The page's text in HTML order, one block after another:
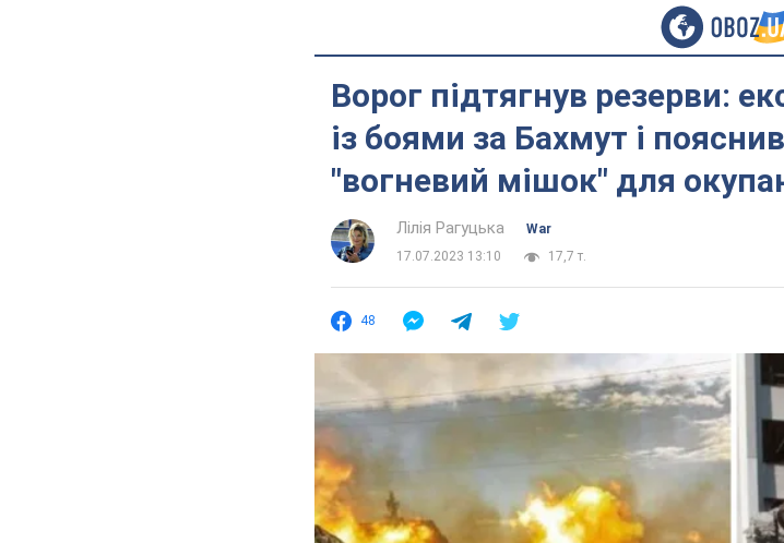
Ворог підтягнув резерви:
із боями за Бахмут і
"вогневий мішок" для
Лілія Рагуцька
War
17.07.2023 13:10
17,7 т.
48